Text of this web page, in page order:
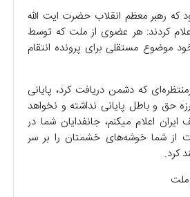
رهبر معظم انقلاب حضرت ایت الله
کردند: هر عضوی از ملت که توسط
موضوع مستقلی برای پرونده انتقام
که دشمن دریافت کرد، پایانی
حق و باطل پایانی نداشته و نخواهد
اعلام میکنم، جانفدایان شما در
از شما خوشه‌های خشمتان را بر سر
کرد.
ملت